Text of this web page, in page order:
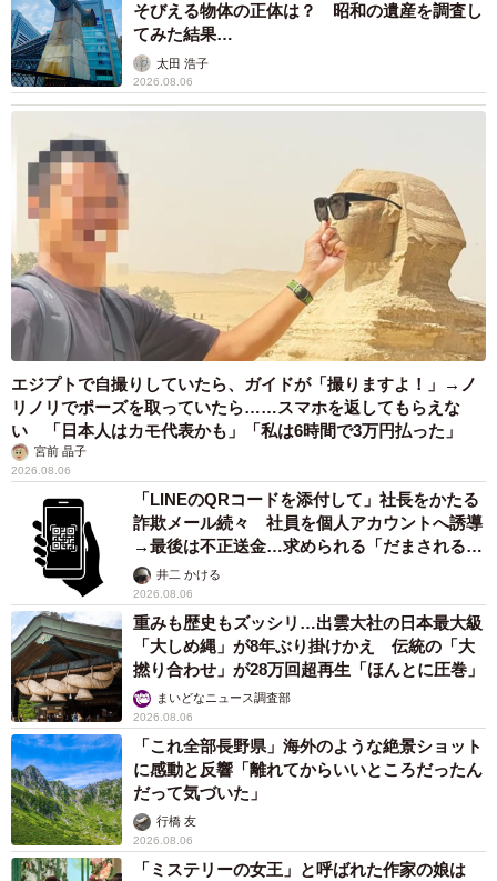
そびえる物体の正体は？ 昭和の遺産を調査し
てみた結果…
太田 浩子
2026.08.06
エジプトで自撮りしていたら、ガイドが「撮りますよ！」→ノ
リノリでポーズを取っていたら……スマホを返してもらえな
い 「日本人はカモ代表かも」「私は6時間で3万円払った」
宮前 晶子
2026.08.06
「LINEのQRコードを添付して」社長をかたる
詐欺メール続々 社員を個人アカウントへ誘導
→最後は不正送金…求められる「だまされる前
提」の対策
井二 かける
2026.08.06
重みも歴史もズッシリ…出雲大社の日本最大級
「大しめ縄」が8年ぶり掛けかえ 伝統の「大
撚り合わせ」が28万回超再生「ほんとに圧巻」
まいどなニュース調査部
2026.08.06
「これ全部長野県」海外のような絶景ショット
に感動と反響「離れてからいいところだったん
だって気づいた」
行橋 友
2026.08.06
「ミステリーの女王」と呼ばれた作家の娘は